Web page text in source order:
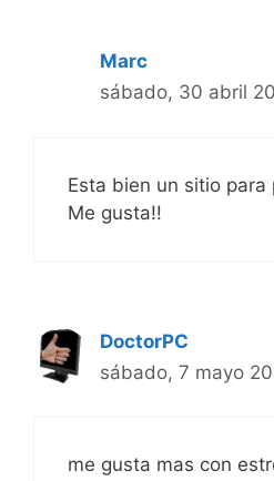
Marc
sábado, 30 abril
Esta bien un sitio
Me gusta!!
DoctorPC
sábado, 7 mayo
me gusta mas con